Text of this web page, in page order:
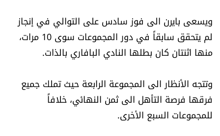
سجالات
الرياضة
منوّعات
ويسعى بايرن الى فوز سادس على التوالي في إنجاز
لم يتحقق سابقاً في دور المجموعات سوى 10 مرات،
منها اثنتان كان بطلها النادي البافاري بالذات.
وتتجه الأنظار الى المجموعة الرابعة حيث تملك جميع
فرقها فرصة التأهل الى ثمن النهائي، خلافاً
للمجموعات السبع الأخرى.